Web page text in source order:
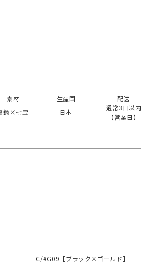
素材 生産国
配送
鍮×七宝 日本
通常3日以内
【営業日】
C/#G09【ブラック×ゴールド】